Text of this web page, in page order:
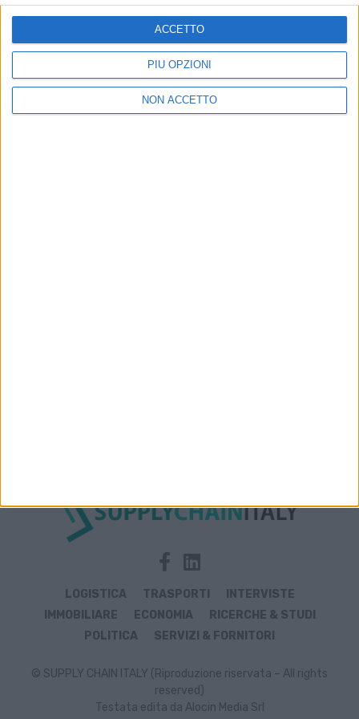
PIÙ OPZIONI
NON ACCETTO
ACCETTO
ISCRIVITI
Dichiaro di aver letto e compreso l'informativa sulla privacy e
di dare il mio consenso alla ricezione di promozioni commerciali
LOGISTICA TRASPORTI
INTERVISTE
IMMOBILIARE
ECONOMIA
RICERCHE & STUDI
POLITICA
SERVIZI & FORNITORI
© SUPPLY CHAIN ITALY (Riproduzione riservata – All rights
reserved)
Testata edita da Alocin Media Srl